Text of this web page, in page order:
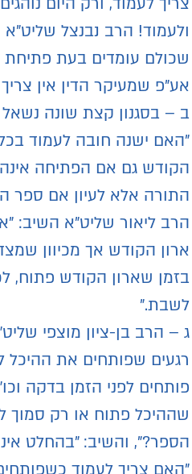
הרב נבנצל שליט"א
עומדים בעת פתיחת
שמעיקר הדין אין צריך
– בסגנון קצת שונה נשאל
ישנה חובה לעמוד
גם אם הפתיחה אינה
אלא לעיון אם ספר
ליאור שליט"א השיב:
הקודש אך מכיוון
שארון הקודש פתוח,
– הרב בן-ציון מוצפי
שפותחים את ההיכל
לפני הזמן בדקה
פתוח או רק סמוך
והשיב: "בהחלט